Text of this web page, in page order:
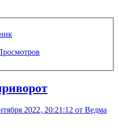
2022, 20:21:12 от Ведма